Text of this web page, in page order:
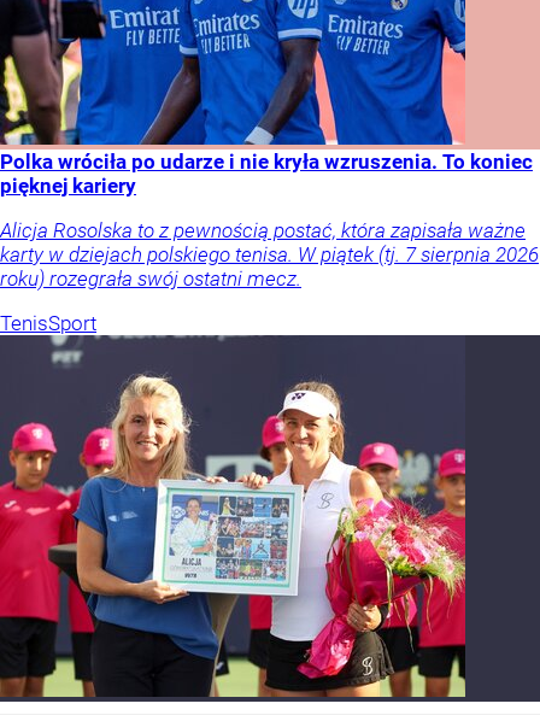
Polka wróciła po udarze i nie kryła wzruszenia. To koniec
pięknej kariery
Alicja Rosolska to z pewnością postać, która zapisała ważne
karty w dziejach polskiego tenisa. W piątek (tj. 7 sierpnia 2026
roku) rozegrała swój ostatni mecz.
TenisSport